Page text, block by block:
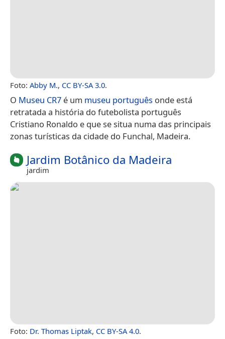
Foto: Abby M., CC BY-SA 3.0.
O Museu CR7 é um museu português onde está
retratada a história do futebolista português
Cristiano Ronaldo e que se situa numa das principais
zonas turísticas da cidade do Funchal, Madeira.
Jardim Botânico da Madeira
jardim
Foto: Dr. Thomas Liptak, CC BY-SA 4.0.